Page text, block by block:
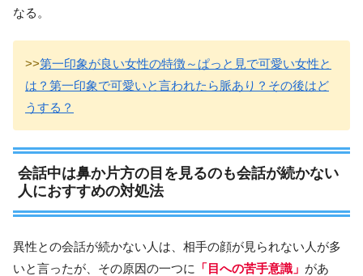
なる。
>>第一印象が良い女性の特徴～ぱっと見で可愛い女性と
は？第一印象で可愛いと言われたら脈あり？その後はど
うする？
会話中は鼻か片方の目を見るのも会話が続かない
人におすすめの対処法
異性との会話が続かない人は、相手の顔が見られない人が多
いと言ったが、その原因の一つに
「目への苦手意識」 があ